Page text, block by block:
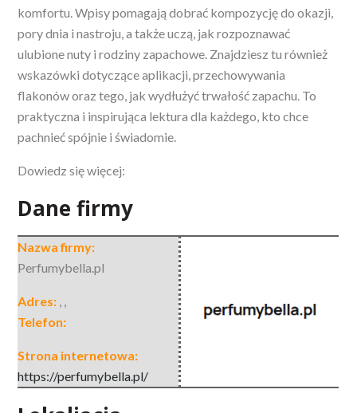
komfortu. Wpisy pomagają dobrać kompozycjędo okazji,
pory dnia i nastroju, a także uczą, jak rozpoznawać
ulubione nuty i rodziny zapachowe. Znajdziesz tu również
wskazówki dotyczące aplikacji, przechowywania
flakonów oraz tego, jak wydłużyć trwałość zapachu. To
praktyczna i inspirująca lektura dla każdego, kto chce
pachnieć spójnie i świadomie.
Dowiedz się więcej:
Dane firmy
Nazwa firmy:
Perfumybella.pl
Adres: , ,
Telefon:
Strona internetowa:
https://perfumybella.pl/